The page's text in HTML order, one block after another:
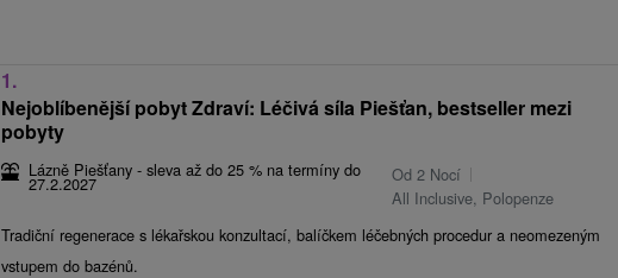
1.
Nejoblíbenější pobyt Zdraví: Léčivá síla Piešťan, bestseller mezi
pobyty
Lázně Piešťany - sleva až do 25 % na termíny do
27.2.2027
Od 2 Nocí
All Inclusive, Polopenze
Tradiční regenerace s lékařskou konzultací, balíčkem léčebných procedur a neomezeným
vstupem do bazénů.